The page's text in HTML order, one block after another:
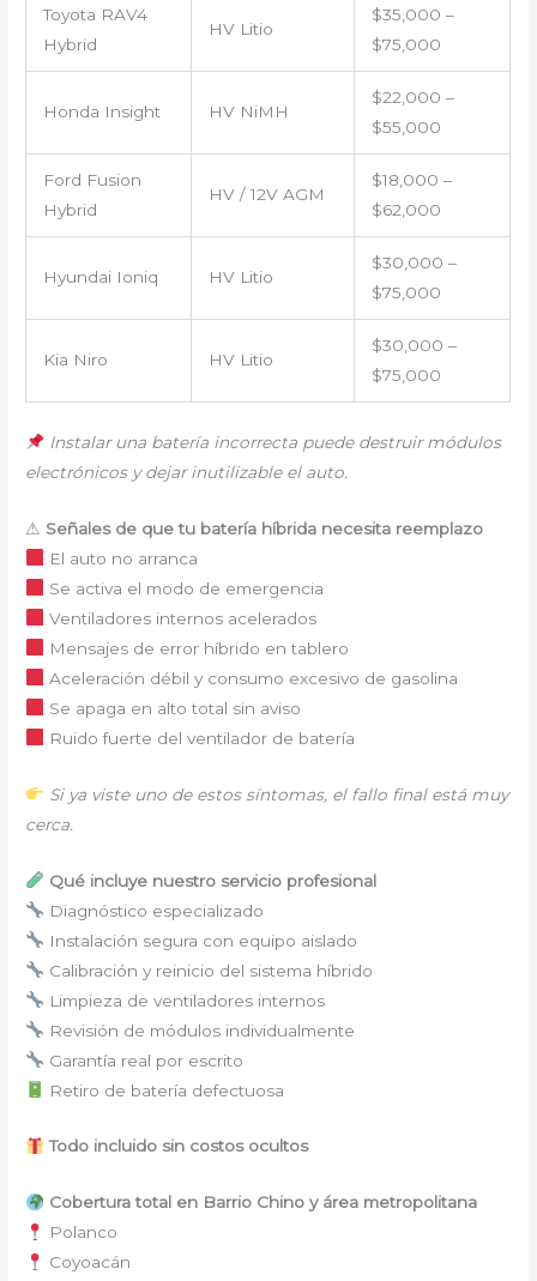
Toyota RAV4
Hybrid
HV Litio
$35,000 –
$75,000
Honda Insight HV NiMH
$22,000 –
$55,000
Ford Fusion
Hybrid
HV / 12V AGM
$18,000 –
$62,000
Hyundai Ioniq HV Litio
$30,000 –
$75,000
Kia Niro HV Litio
$30,000 –
$75,000
Instalar una batería incorrecta puede destruir módulos
electrónicos y dejar inutilizable el auto.
⚠ Señales de que tu batería híbrida necesita reemplazo
El auto no arranca
Se activa el modo de emergencia
Ventiladores internos acelerados
Mensajes de error híbrido en tablero
Aceleración débil y consumo excesivo de gasolina
Se apaga en alto total sin aviso
Ruido fuerte del ventilador de batería
Si ya viste uno de estos síntomas, el fallo final está muy
cerca.
Qué incluye nuestro servicio profesional
Diagnóstico especializado
Instalación segura con equipo aislado
Calibración y reinicio del sistema híbrido
Limpieza de ventiladores internos
Revisión de módulos individualmente
Garantía real por escrito
Retiro de batería defectuosa
Todo incluido sin costos ocultos
Cobertura total en Barrio Chino y área metropolitana
Polanco
Coyoacán